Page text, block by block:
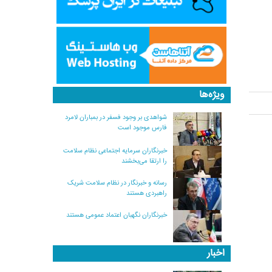
ویژه‌ها
شواهدی بر وجود فسفر در بمباران لامرد
فارس موجود است
خبرنگاران سرمایه اجتماعی نظام سلامت
را ارتقا می‌بخشند
رسانه و خبرنگار در نظام سلامت شریک
راهبردی هستند
خبرنگاران نگهبان اعتماد عمومی هستند
اخبار